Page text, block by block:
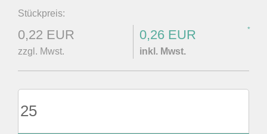
Stückpreis:
0,22 EUR
zzgl. Mwst.
0,26 EUR *
inkl. Mwst.